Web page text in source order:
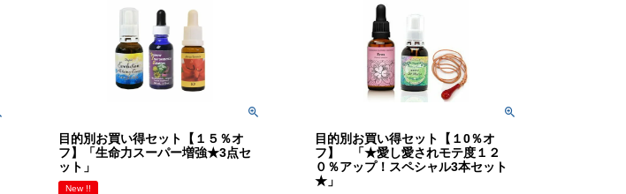
目的別お買い得セット【１５％オ
フ】「生命力スーパー増強★3点セ
ット」
New !!
目的別お買い得セット【１0％オ
フ】 「★愛し愛されモテ度１２
０％アップ！スペシャル3本セット
★」